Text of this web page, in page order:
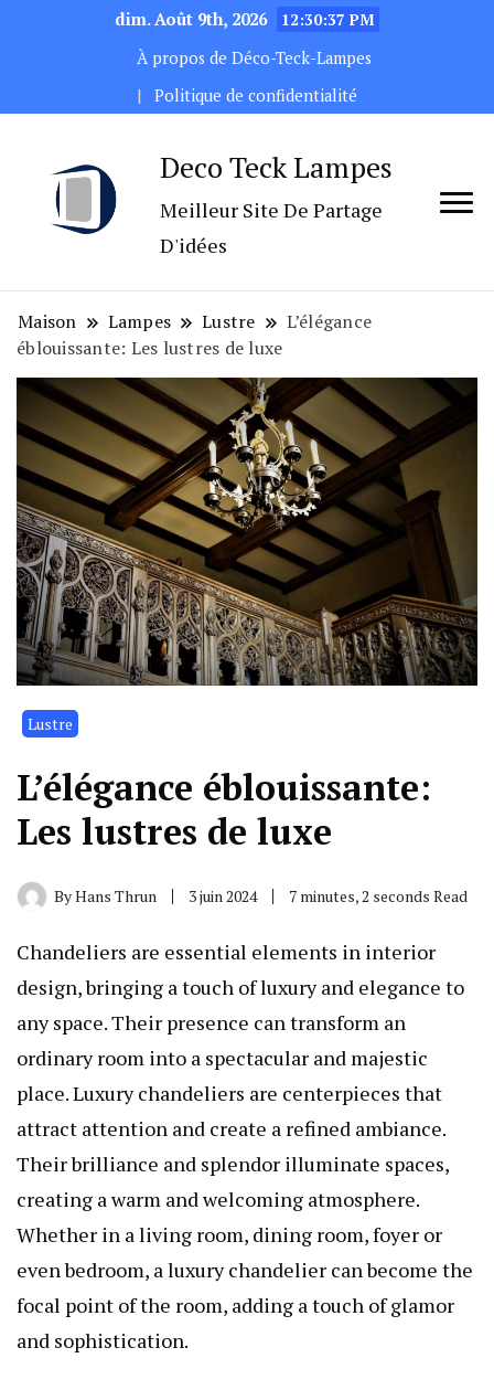
dim. Août 9th, 2026
12:30:39 PM
À propos de Déco-Teck-Lampes
Politique de confidentialité
Deco Teck Lampes
Meilleur Site De Partage
D'idées
Maison Lampes Lustre
L’élégance
éblouissante: Les lustres de luxe
Lustre
L’élégance éblouissante:
Les lustres de luxe
ByHans Thrun 3 juin 2024 7 minutes, 2 seconds Read
Chandeliers are essential elements in interior
design, bringing a touch of luxury and elegance to
any space. Their presence can transform an
ordinary room into a spectacular and majestic
place. Luxury chandeliers are centerpieces that
attract attention and create a refined ambiance.
Their brilliance and splendor illuminate spaces,
creating a warm and welcoming atmosphere.
Whether in a living room, dining room, foyer or
even bedroom, a luxury chandelier can become the
focal point of the room, adding a touch of glamor
and sophistication.